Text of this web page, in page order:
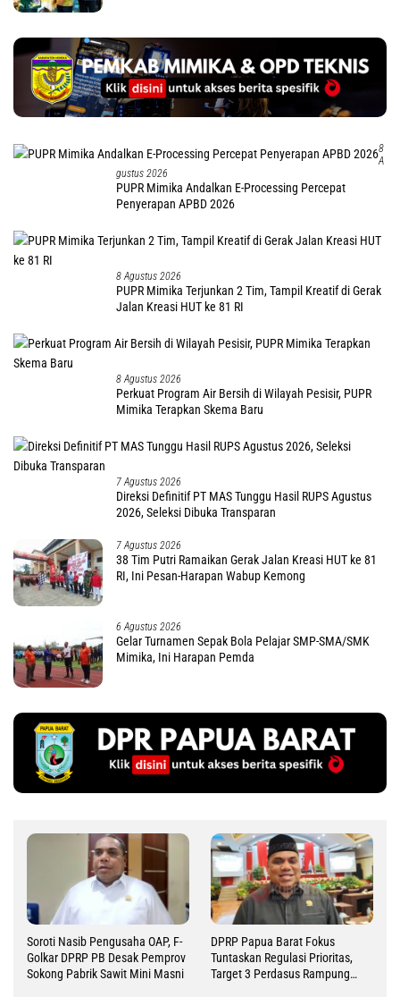
8
A
Gustus 2026
PUPR Mimika Andalkan E-Processing Percepat
Penyerapan APBD 2026
8 Agustus 2026
PUPR Mimika Terjunkan 2 Tim, Tampil Kreatif di Gerak
Jalan Kreasi HUT ke 81 RI
8 Agustus 2026
Perkuat Program Air Bersih di Wilayah Pesisir, PUPR
Mimika Terapkan Skema Baru
7 Agustus 2026
Direksi Definitif PT MAS Tunggu Hasil RUPS Agustus
2026, Seleksi Dibuka Transparan
7 Agustus 2026
38 Tim Putri Ramaikan Gerak Jalan Kreasi HUT ke 81
RI, Ini Pesan-Harapan Wabup Kemong
6 Agustus 2026
Gelar Turnamen Sepak Bola Pelajar SMP-SMA/SMK
Mimika, Ini Harapan Pemda
Soroti Nasib Pengusaha OAP, F-
Golkar DPRP PB Desak Pemprov
Sokong Pabrik Sawit Mini Masni
DPRP Papua Barat Fokus
Tuntaskan Regulasi Prioritas,
Target 3 Perdasus Rampung